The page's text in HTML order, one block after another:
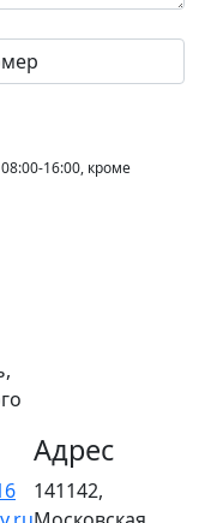
16:00, кроме
Адрес
141142,